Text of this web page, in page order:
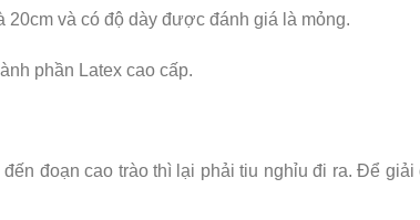
và có độ dày được đánh giá là mỏng.
phần Latex cao cấp.
đoạn cao trào thì lại phải tiu nghỉu đi ra. Để